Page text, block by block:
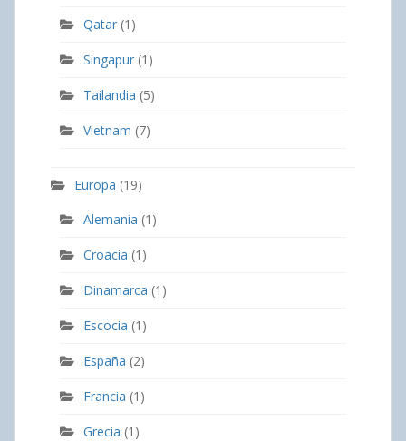
Qatar (1)
Singapur (1)
Tailandia (5)
Vietnam (7)
Europa (19)
Alemania (1)
Croacia (1)
Dinamarca (1)
Escocia (1)
España (2)
Francia (1)
Grecia (1)